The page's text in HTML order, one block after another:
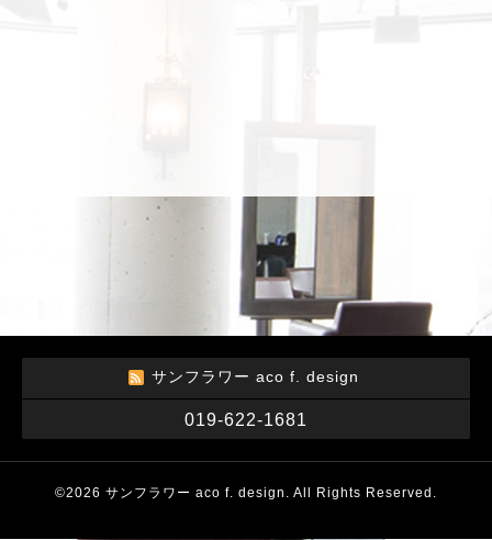
サンフラワー aco f. design
019-622-1681
©2026 サンフラワー aco f. design . All Rights Reserved.